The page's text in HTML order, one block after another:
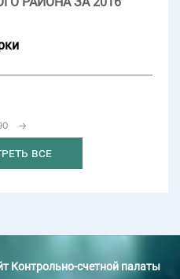
→
все
Контрольно-счетной палаты